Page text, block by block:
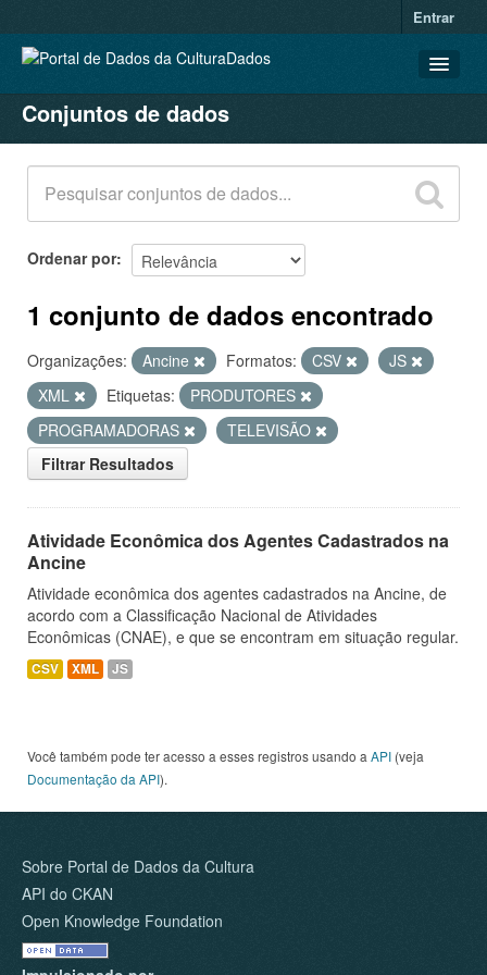
Entrar
CONJUNTOS DE DADOS
ORGANIZAÇÕES
GRUPOS
SOBRE
Conjuntos de dados
Ordenar por
1 conjunto de dados encontrado
Organizações: Ancine Formatos: CSV
JS
XML
Etiquetas:
PRODUTORES
PROGRAMADORAS
TELEVISÃO
Filtrar Resultados
Atividade Econômica dos Agentes Cadastrados na
Ancine
Atividade econômica dos agentes cadastrados na Ancine, de
acordo com a Classificação Nacional de Atividades
Econômicas (CNAE), e que se encontram em situação regular.
CSV XML JS
Você também pode ter acesso a esses registros usando a API (veja
Documentação da API).
Sobre Portal de Dados da Cultura
API do CKAN
Open Knowledge Foundation